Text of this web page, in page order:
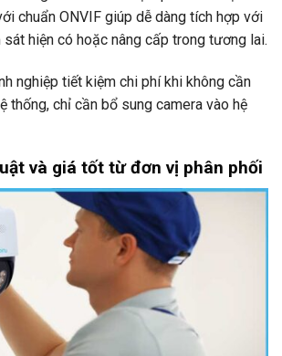
chuẩn ONVIF giúp dễ dàng tích hợp với
sát hiện có hoặc nâng cấp trong tương lai.
nghiệp tiết kiệm chi phí khi không cần
thống, chỉ cần bổ sung camera vào hệ
và giá tốt từ đơn vị phân phối